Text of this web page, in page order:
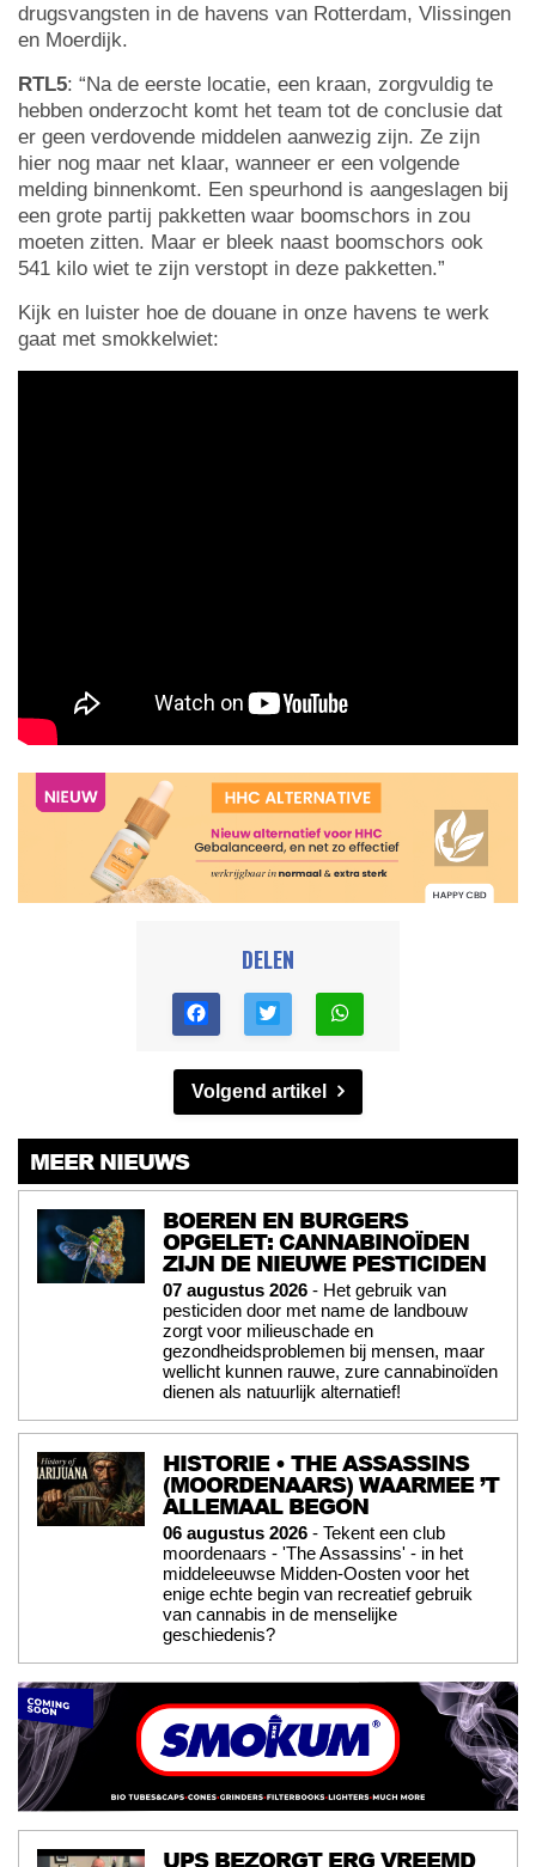
drugsvangsten in de havens van Rotterdam, Vlissingen
en Moerdijk.
RTL5: “Na de eerste locatie, een kraan, zorgvuldig te
hebben onderzocht komt het team tot de conclusie dat
er geen verdovende middelen aanwezig zijn. Ze zijn
hier nog maar net klaar, wanneer er een volgende
melding binnenkomt. Een speurhond is aangeslagen bij
een grote partij pakketten waar boomschors in zou
moeten zitten. Maar er bleek naast boomschors ook
541 kilo wiet te zijn verstopt in deze pakketten.”
Kijk en luister hoe de douane in onze havens te werk
gaat met smokkelwiet:
DELEN
Volgend artikel
MEER NIEUWS
BOEREN EN BURGERS
OPGELET: CANNABINOÏDEN
ZIJN DE NIEUWE PESTICIDEN
07 augustus 2026 - Het gebruik van
pesticiden door met name de landbouw
zorgt voor milieuschade en
gezondheidsproblemen bij mensen, maar
wellicht kunnen rauwe, zure cannabinoïden
dienen als natuurlijk alternatief!
HISTORIE • THE ASSASSINS
(MOORDENAARS) WAARMEE ’T
ALLEMAAL BEGON
06 augustus 2026 - Tekent een club
moordenaars - 'The Assassins' - in het
middeleeuwse Midden-Oosten voor het
enige echte begin van recreatief gebruik
van cannabis in de menselijke
geschiedenis?
UPS BEZORGT ERG VREEMD